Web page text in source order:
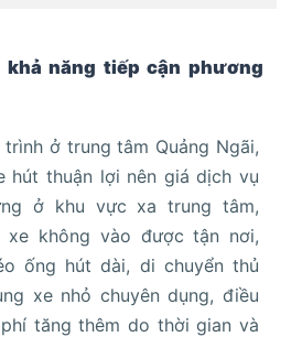
khả năng tiếp cận phương
ở trung tâm Quảng Ngãi,
hút thuận lợi nên giá dịch vụ
ở khu vực xa trung tâm,
xe không vào được tận nơi,
ống hút dài, di chuyển thủ
xe nhỏ chuyên dụng, điều
tăng thêm do thời gian và